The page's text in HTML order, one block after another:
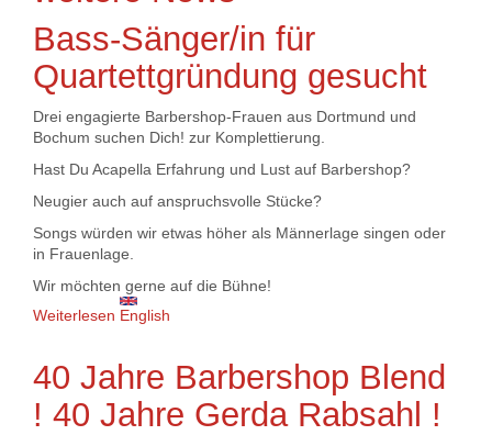
Bass-Sänger/in für
Quartettgründung gesucht
Drei engagierte Barbershop-Frauen aus Dortmund und
Bochum suchen Dich! zur Komplettierung.
Hast Du Acapella Erfahrung und Lust auf Barbershop?
Neugier auch auf anspruchsvolle Stücke?
Songs würden wir etwas höher als Männerlage singen oder
in Frauenlage.
Wir möchten gerne auf die Bühne!
Weiterlesen über Bass-Sänger/in für Quartettgründung gesucht
English
40 Jahre Barbershop Blend
! 40 Jahre Gerda Rabsahl !